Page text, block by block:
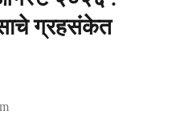
ग्रहसंकेत